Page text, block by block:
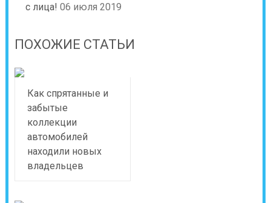
с лица! 06 июля 2019
ПОХОЖИЕ СТАТЬИ
Как спрятанные и
забытые
коллекции
автомобилей
находили новых
владельцев